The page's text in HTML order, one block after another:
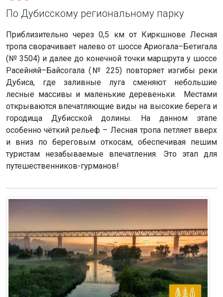
По Дубисскому региональному парку
Приблизительно через 0,5 км от Киркшнове Лесная
тропа сворачивает налево от шоссе Ариогала–Бетигала
(№ 3504) и далее до конечной точки маршрута у шоссе
Расейняй–Байсогала (№ 225) повторяет изгибы реки
Дубиса, где заливные луга сменяют небольшие
лесные массивы и маленькие деревеньки. Местами
открываются впечатляющие виды на высокие берега и
городища Дубисской долины. На данном этапе
особенно чёткий рельеф – Лесная тропа петляет вверх
и вниз по береговым откосам, обеспечивая пешим
туристам незабываемые впечатления. Это этап для
путешественников-гурманов!